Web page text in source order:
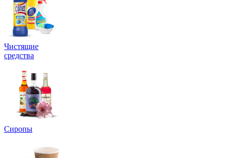
Чистящие
средства
Сиропы